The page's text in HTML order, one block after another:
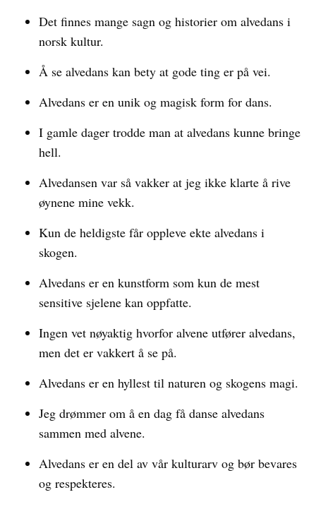
Det finnes mange sagn og historier om alvedans i
norsk kultur.
Å se alvedans kan bety at gode ting er på vei.
Alvedans er en unik og magisk form for dans.
I gamle dager trodde man at alvedans kunne bringe
hell.
Alvedansen var så vakker at jeg ikke klarte å rive
øynene mine vekk.
Kun de heldigste får oppleve ekte alvedans i
skogen.
Alvedans er en kunstform som kun de mest
sensitive sjelene kan oppfatte.
Ingen vet nøyaktig hvorfor alvene utfører alvedans,
men det er vakkert å se på.
Alvedans er en hyllest til naturen og skogens magi.
Jeg drømmer om å en dag få danse alvedans
sammen med alvene.
Alvedans er en del av vår kulturarv og bør bevares
og respekteres.